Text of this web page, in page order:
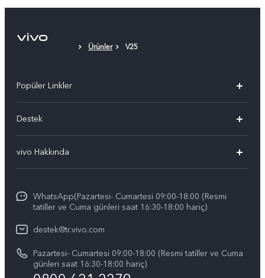
Koruyucu Film (uygulanmıştır)
Ürünler V25
Popüler Linkler
vivo X300
vivo V60 5G
vivo X200 FE
Tüm Modeller
Destek
Yetkili Servis Noktalarımız
IMEI kimlik doğrulaması
Yedek Parçaların Fiyatı
Başlangıç ve Kullanım ​​Kılavuzu
vivo Hakkında
vivo'da Kariyer
Basın
Yasal Bildirimler
Hakkımızda
WhatsApp(Pazartesi- Cumartesi 09:00-18:00 (Resmi
tatiller ve Cuma günleri saat 16:30-18:00 hariç)
destek@tr.vivo.com
Pazartesi- Cumartesi 09:00-18:00 (Resmi tatiller ve Cuma
günleri saat 16:30-18:00 hariç)